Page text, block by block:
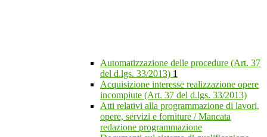
Automatizzazione delle procedure (Art. 37
del d.lgs. 33/2013) 1
Acquisizione interesse realizzazione opere
incompiute (Art. 37 del d.lgs. 33/2013)
Atti relativi alla programmazione di lavori,
opere, servizi e forniture / Mancata
redazione programmazione